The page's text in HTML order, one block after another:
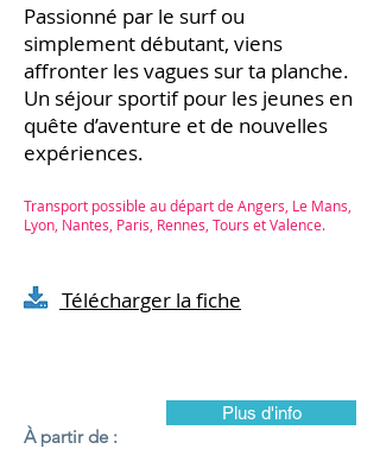
Passionné par le surf ou
simplement débutant, viens
affronter les vagues sur ta planche.
Un séjour sportif pour les jeunes en
quête d’aventure et de nouvelles
expériences.
Transport possible au départ de Angers, Le Mans,
Lyon, Nantes, Paris, Rennes, Tours et Valence.​
Télécharger la fiche
À partir de :
Plus d'info